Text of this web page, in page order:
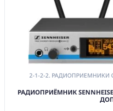
Специалисты
Контакты
2-1-2-2. РАДИОПРИЕМНИКИ
РАДИОПРИЁМНИК